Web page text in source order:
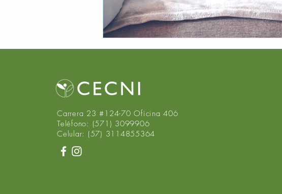
Carrera 23 #124-70 Oficina 406
Teléfono: (571) 3099906
Celular: (57) 3114855364